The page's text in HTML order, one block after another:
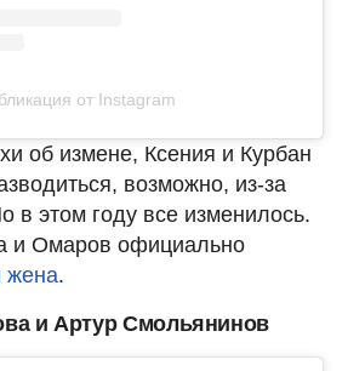
от Instagram
об измене, Ксения и Курбан
возможно, из-за
в этом году все изменилось.
и Омаров официально
жена.
и Артур Смольянинов